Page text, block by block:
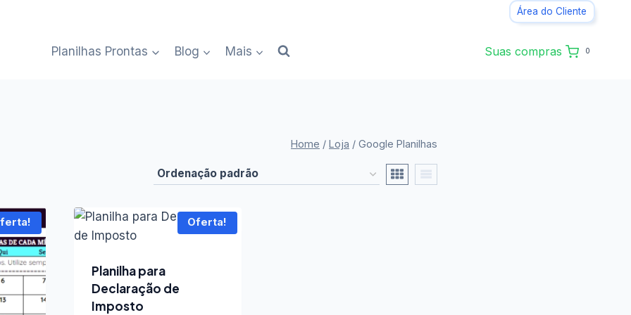
Área do Cliente
Planilhas Prontas Blog Mais Suas compras 0
Home / Loja / Google Planilhas
Oferta!
Planilha para
Declaração de
Imposto